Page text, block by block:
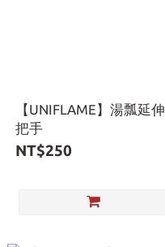
【UNIFLAME】湯瓢延伸
把手
NT$250